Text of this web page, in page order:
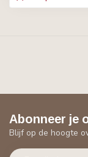
Abonneer je
Blijf op de hoogte